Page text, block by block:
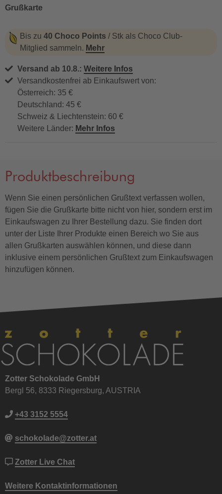
Grußkarte
Bis zu 40 Choco Points / Stk als Choco Club-
Mitglied sammeln. Mehr
Versand ab 10.8.: Weitere Infos
Versandkostenfrei ab Einkaufswert von:
Österreich: 35 €
Deutschland: 45 €
Schweiz & Liechtenstein: 60 €
Weitere Länder: Mehr Infos
Produktbeschreibung
Wenn Sie einen persönlichen Grußtext verfassen wollen,
fügen Sie die Grußkarte bitte nicht von hier, sondern erst im
Einkaufswagen zu Ihrer Bestellung dazu. Sie finden dort
unter der Liste Ihrer Produkte einen Bereich wo Sie aus
allen Grußkarten auswählen können, und diese dann
inklusive einem persönlichen Grußtext zum Einkaufswagen
hinzufügen können.
Zotter Schokolade GmbH
Bergl 56, 8333 Riegersburg, AUSTRIA
+43 3152 5554
schokolade@zotter.at
Zotter Live Chat
Weitere Kontaktinformationen